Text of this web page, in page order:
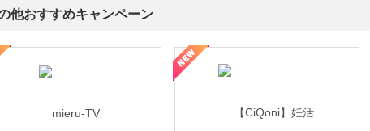
他おすすめキャンペーン
式サイト】スーツケース・バッグ
【ロデオドライブ】創業70年の信頼と高価買取を実現！ブランド